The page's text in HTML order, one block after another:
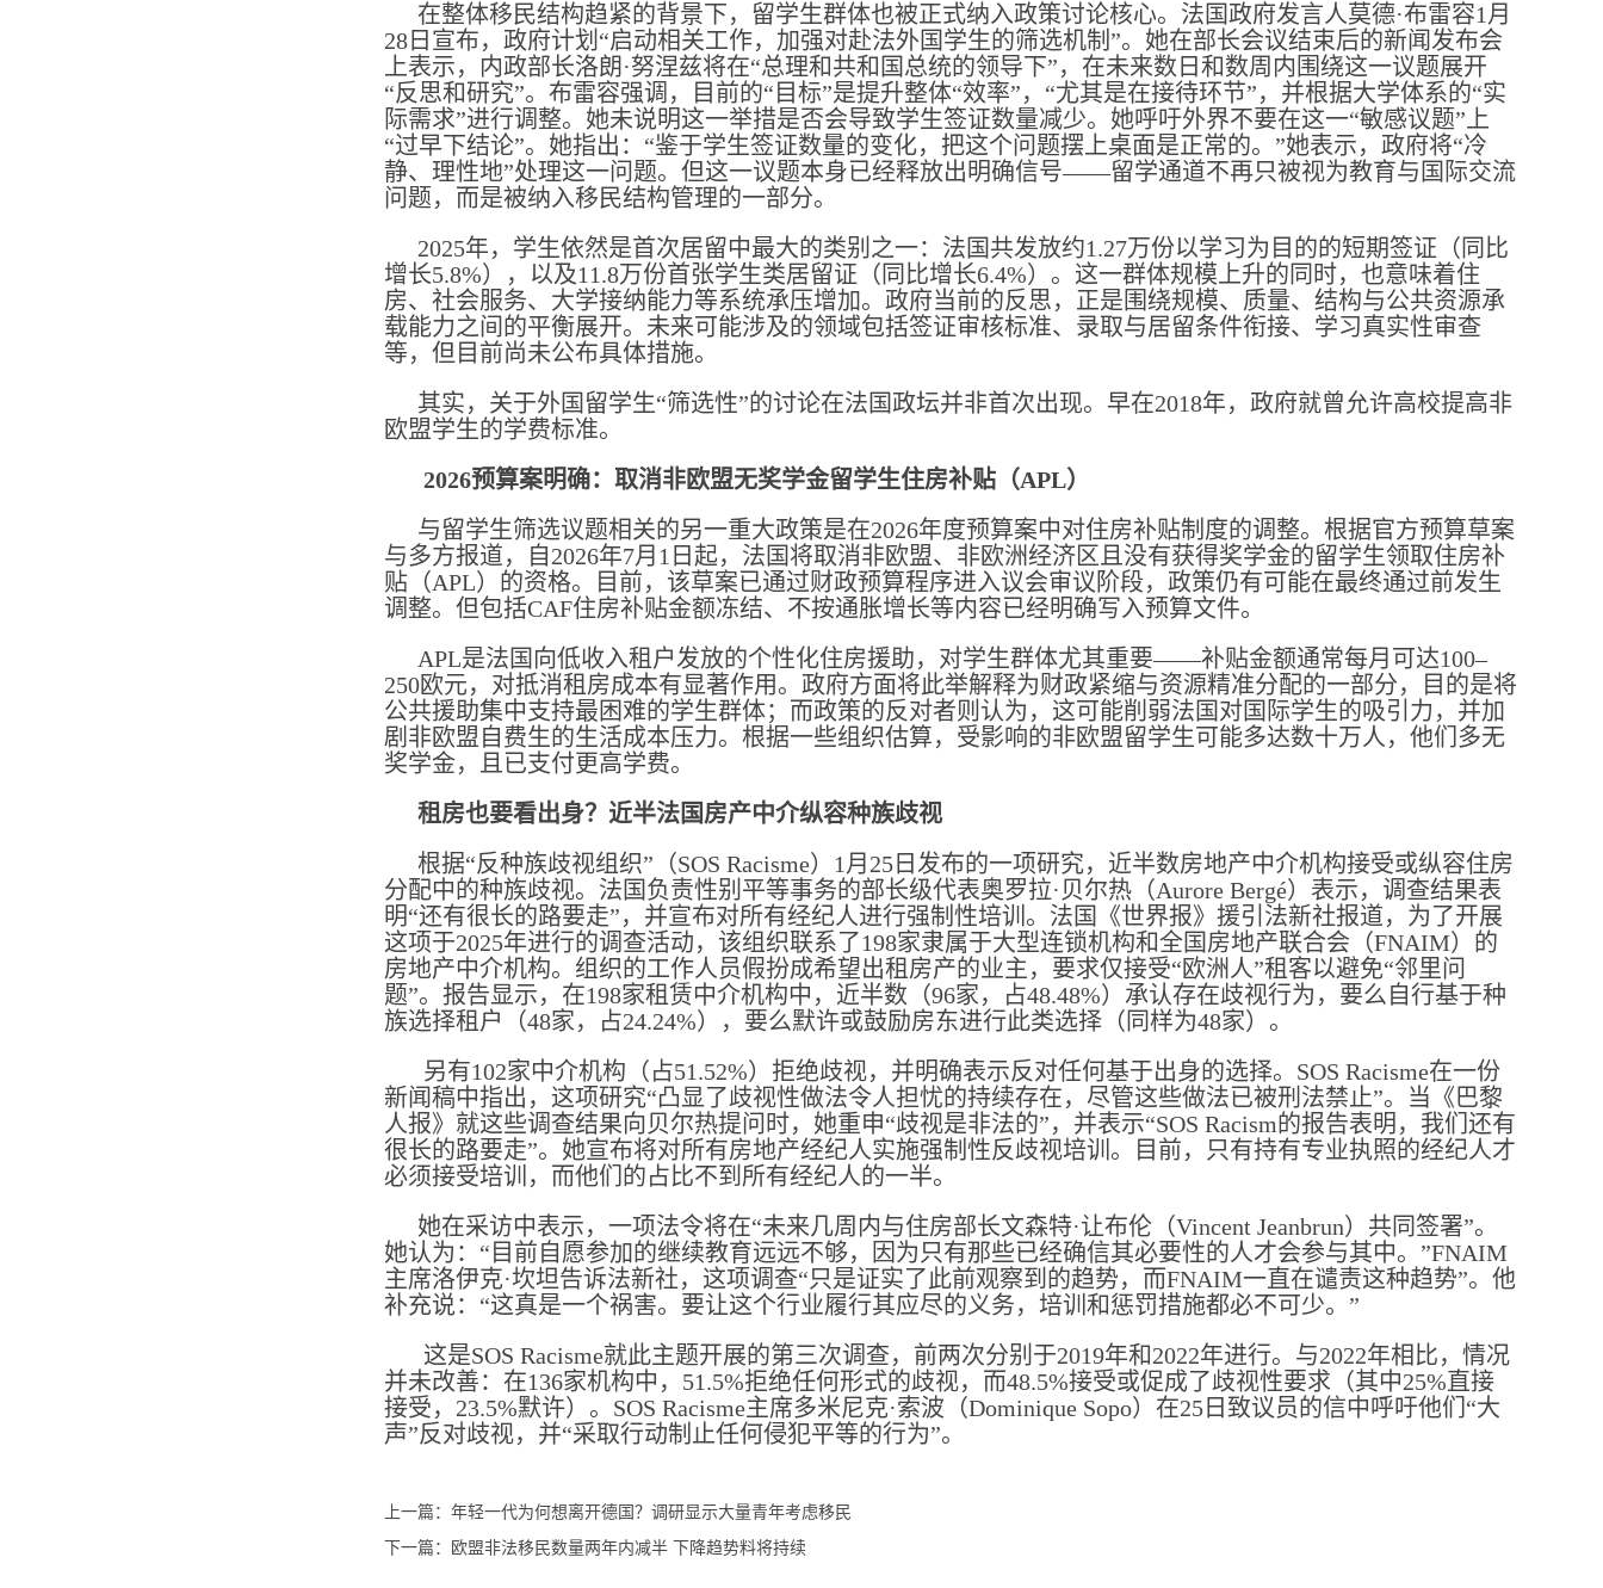
在整体移民结构趋紧的背景下，留学生群体也被正式纳入政策讨论核心。法国政府发言人莫德·布雷容1月
28日宣布，政府计划“启动相关工作，加强对赴法外国学生的筛选机制”。她在部长会议结束后的新闻发布会
上表示，内政部长洛朗·努涅兹将在“总理和共和国总统的领导下”，在未来数日和数周内围绕这一议题展开
“反思和研究”。布雷容强调，目前的“目标”是提升整体“效率”，“尤其是在接待环节”，并根据大学体系的“实
际需求”进行调整。她未说明这一举措是否会导致学生签证数量减少。她呼吁外界不要在这一“敏感议题”上
“过早下结论”。她指出：“鉴于学生签证数量的变化，把这个问题摆上桌面是正常的。”她表示，政府将“冷
静、理性地”处理这一问题。但这一议题本身已经释放出明确信号——留学通道不再只被视为教育与国际交流
问题，而是被纳入移民结构管理的一部分。
2025年，学生依然是首次居留中最大的类别之一：法国共发放约1.27万份以学习为目的的短期签证（同比
增长5.8%），以及11.8万份首张学生类居留证（同比增长6.4%）。这一群体规模上升的同时，也意味着住
房、社会服务、大学接纳能力等系统承压增加。政府当前的反思，正是围绕规模、质量、结构与公共资源承
载能力之间的平衡展开。未来可能涉及的领域包括签证审核标准、录取与居留条件衔接、学习真实性审查
等，但目前尚未公布具体措施。
其实，关于外国留学生“筛选性”的讨论在法国政坛并非首次出现。早在2018年，政府就曾允许高校提高非
欧盟学生的学费标准。
2026预算案明确：取消非欧盟无奖学金留学生住房补贴（APL）
与留学生筛选议题相关的另一重大政策是在2026年度预算案中对住房补贴制度的调整。根据官方预算草案
与多方报道，自2026年7月1日起，法国将取消非欧盟、非欧洲经济区且没有获得奖学金的留学生领取住房补
贴（APL）的资格。目前，该草案已通过财政预算程序进入议会审议阶段，政策仍有可能在最终通过前发生
调整。但包括CAF住房补贴金额冻结、不按通胀增长等内容已经明确写入预算文件。
APL是法国向低收入租户发放的个性化住房援助，对学生群体尤其重要——补贴金额通常每月可达100–
250欧元，对抵消租房成本有显著作用。政府方面将此举解释为财政紧缩与资源精准分配的一部分，目的是将
公共援助集中支持最困难的学生群体；而政策的反对者则认为，这可能削弱法国对国际学生的吸引力，并加
剧非欧盟自费生的生活成本压力。根据一些组织估算，受影响的非欧盟留学生可能多达数十万人，他们多无
奖学金，且已支付更高学费。
租房也要看出身？近半法国房产中介纵容种族歧视
根据“反种族歧视组织”（SOS Racisme）1月25日发布的一项研究，近半数房地产中介机构接受或纵容住房
分配中的种族歧视。法国负责性别平等事务的部长级代表奥罗拉·贝尔热（Aurore Bergé）表示，调查结果表
明“还有很长的路要走”，并宣布对所有经纪人进行强制性培训。法国《世界报》援引法新社报道，为了开展
这项于2025年进行的调查活动，该组织联系了198家隶属于大型连锁机构和全国房地产联合会（FNAIM）的
房地产中介机构。组织的工作人员假扮成希望出租房产的业主，要求仅接受“欧洲人”租客以避免“邻里问
题”。报告显示，在198家租赁中介机构中，近半数（96家，占48.48%）承认存在歧视行为，要么自行基于种
族选择租户（48家，占24.24%），要么默许或鼓励房东进行此类选择（同样为48家）。
另有102家中介机构（占51.52%）拒绝歧视，并明确表示反对任何基于出身的选择。SOS Racisme在一份
新闻稿中指出，这项研究“凸显了歧视性做法令人担忧的持续存在，尽管这些做法已被刑法禁止”。当《巴黎
人报》就这些调查结果向贝尔热提问时，她重申“歧视是非法的”，并表示“SOS Racism的报告表明，我们还有
很长的路要走”。她宣布将对所有房地产经纪人实施强制性反歧视培训。目前，只有持有专业执照的经纪人才
必须接受培训，而他们的占比不到所有经纪人的一半。
她在采访中表示，一项法令将在“未来几周内与住房部长文森特·让布伦（Vincent Jeanbrun）共同签署”。
她认为：“目前自愿参加的继续教育远远不够，因为只有那些已经确信其必要性的人才会参与其中。”FNAIM
主席洛伊克·坎坦告诉法新社，这项调查“只是证实了此前观察到的趋势，而FNAIM一直在谴责这种趋势”。他
补充说：“这真是一个祸害。要让这个行业履行其应尽的义务，培训和惩罚措施都必不可少。”
这是SOS Racisme就此主题开展的第三次调查，前两次分别于2019年和2022年进行。与2022年相比，情况
并未改善：在136家机构中，51.5%拒绝任何形式的歧视，而48.5%接受或促成了歧视性要求（其中25%直接
接受，23.5%默许）。SOS Racisme主席多米尼克·索波（Dominique Sopo）在25日致议员的信中呼吁他们“大
声”反对歧视，并“采取行动制止任何侵犯平等的行为”。
上一篇： 年轻一代为何想离开德国？调研显示大量青年考虑移民
下一篇：
欧盟非法移民数量两年内减半 下降趋势料将持续